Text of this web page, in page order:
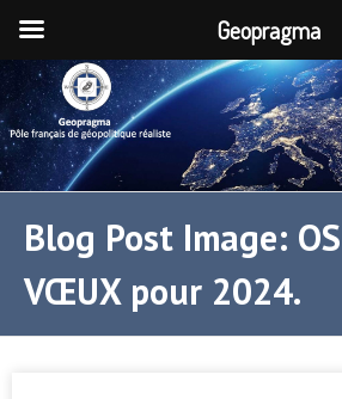
Blog Post Image:
VŒUX pour 2024.
Geopragma